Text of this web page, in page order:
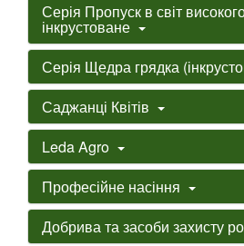
Серія Пропуск в світ
інкрустоване
Серія Щедра грядка
Саджанці Квітів
Leda Agro
Професійне насіння
Добрива та засоби захисту